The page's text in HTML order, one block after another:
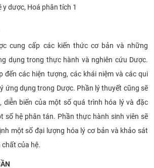
y dược, Hoá phân tích 1
cung cấp các kiến thức cơ bản và những
dụng trong thực hành và nghiên cứu Dược.
đến các hiện tượng, các khái niệm và các qui
ứng dụng trong Dược. Phần lý thuyết cũng sẽ
diễn biến của một số quá trình hóa lý và đặc
số hệ phân tán. Phần thực hành sinh viên sẽ
một số đại lượng hóa lý cơ bản và khảo sát
chất của hệ.